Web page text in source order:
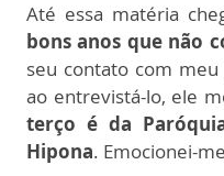
Até essa matéria
bons anos que não
seu contato com
ao entrevistá-lo, ele
terço é da
Hipona. Emocionei-